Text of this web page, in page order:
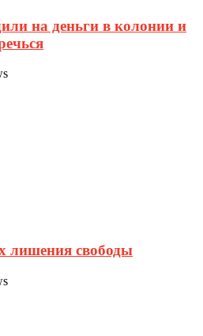
на деньги в колонии и
лишения свободы